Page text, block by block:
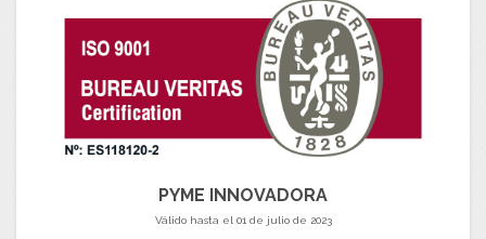
PYME INNOVADORA
Válido hasta el 01 de julio de 2023